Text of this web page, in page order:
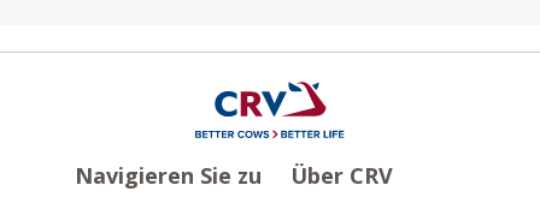
Navigieren Sie zu Über CRV